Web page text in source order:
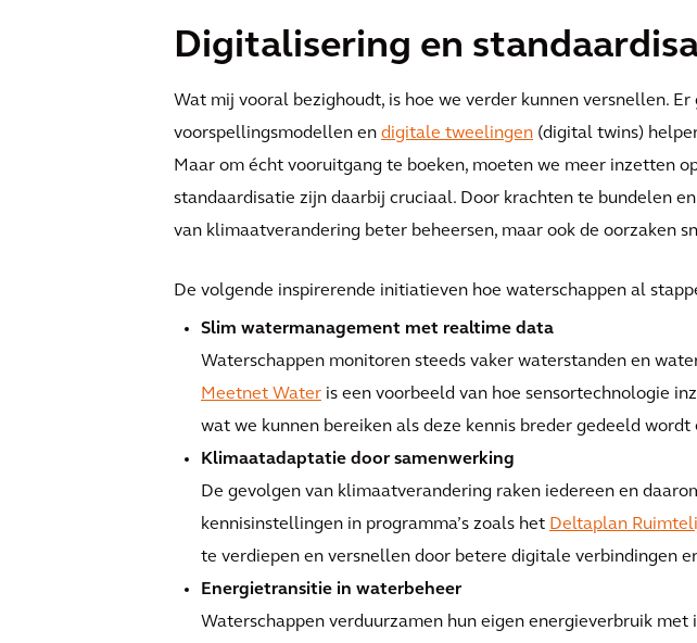
Digitalisering en
Wat mij vooral bezighoudt, is hoe we verder kunnen versnellen.
voorspellingsmodellen en digitale tweelingen (digital twins)
Maar om écht vooruitgang te boeken, moeten we meer inzetten
standaardisatie zijn daarbij cruciaal. Door krachten te bundelen
van klimaatverandering beter beheersen, maar ook de oorzaken
De volgende inspirerende initiatieven hoe waterschappen al
Slim watermanagement met realtime data
Waterschappen monitoren steeds vaker waterstanden en
Meetnet Water is een voorbeeld van hoe sensortechnologie
wat we kunnen bereiken als deze kennis breder gedeeld
Klimaatadaptatie door samenwerking
De gevolgen van klimaatverandering raken iedereen en
kennisinstellingen in programma’s zoals het Deltaplan
te verdiepen en versnellen door betere digitale verbindingen
Energietransitie in waterbeheer
Waterschappen verduurzamen hun eigen energieverbruik